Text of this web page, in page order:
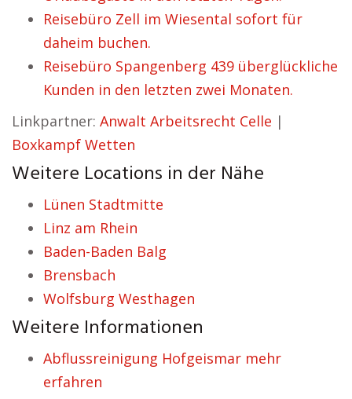
Reisebüro Zell im Wiesental sofort für
daheim buchen.
Reisebüro Spangenberg 439 überglückliche
Kunden in den letzten zwei Monaten.
Linkpartner: Anwalt Arbeitsrecht Celle |
Boxkampf Wetten
Weitere Locations in der Nähe
Lünen Stadtmitte
Linz am Rhein
Baden-Baden Balg
Brensbach
Wolfsburg Westhagen
Weitere Informationen
Abflussreinigung Hofgeismar mehr
erfahren